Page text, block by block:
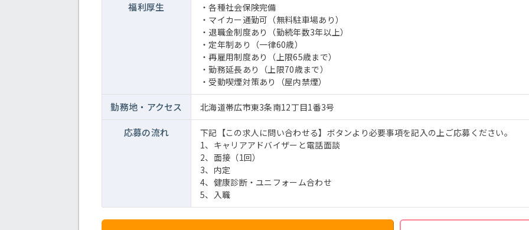
福利厚生
・各種社会保険完備
・マイカー通勤可（無料駐車場あり）
・退職金制度あり（勤続年数3年以上）
・定年制あり（一律60歳）
・再雇用制度あり（上限65歳まで）
・勤務延長あり（上限70歳まで）
・受動喫煙対策あり（屋内禁煙）
勤務地・ アクセス 北海道帯広市東3条南12丁目1番3号
応募の流れ
下記【この求人に問い合わせる】ボタンより必要事項を記入の上ご応募ください。
1、キャリアアドバイザーと電話面談
2、面接（1回）
3、内定
4、健康診断・ユニフォーム合わせ
5、入職